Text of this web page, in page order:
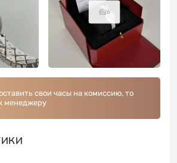
6
свои часы на комиссию, то
менеджеру